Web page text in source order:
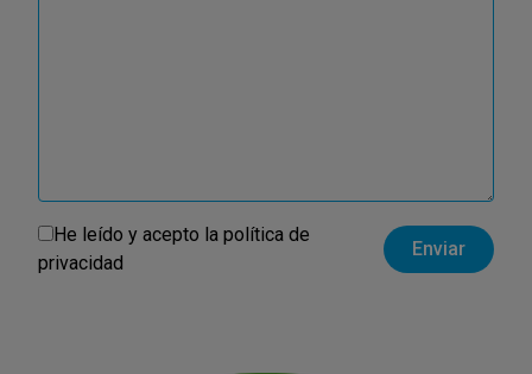
He leído y acepto la política de
privacidad